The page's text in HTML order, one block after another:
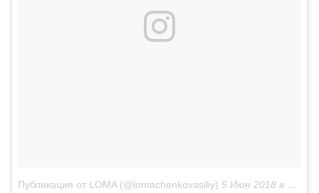
Публикация от LOMA (@lomachenkovasiliy) 5 Июн 2018 в 3:53 PDT